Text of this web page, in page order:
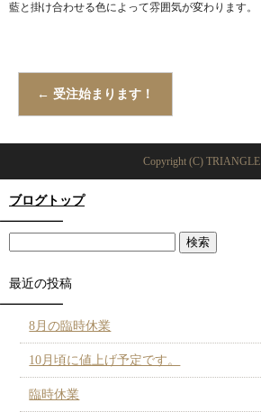
藍と掛け合わせる色によって雰囲気が変わります。
← 受注始まります！
Copyright (C) TRIANGLE
ブログトップ
最近の投稿
8月の臨時休業
10月頃に値上げ予定です。
臨時休業